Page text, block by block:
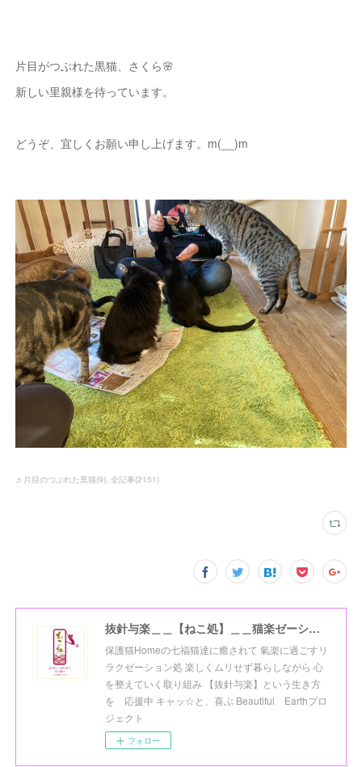
片目がつぶれた黒猫、さくら🌸
新しい里親様を待っています。
どうぞ、宜しくお願い申し上げます。m(__)m
♬片目のつぶれた黒猫(9) 全記事(2151)
抜針与楽＿＿【ねこ処】＿＿猫楽ゼーションHome☆
保護猫Homeの七福猫達に癒されて 氣楽に過ごすリ
ラクゼーション処 楽しくムリせず暮らしながら 心
を整えていく取り組み 【抜針与楽】という生き方
を 応援中 キャッ☆と、喜ぶ Beautiful Earthプロ
ジェクト
フォロー